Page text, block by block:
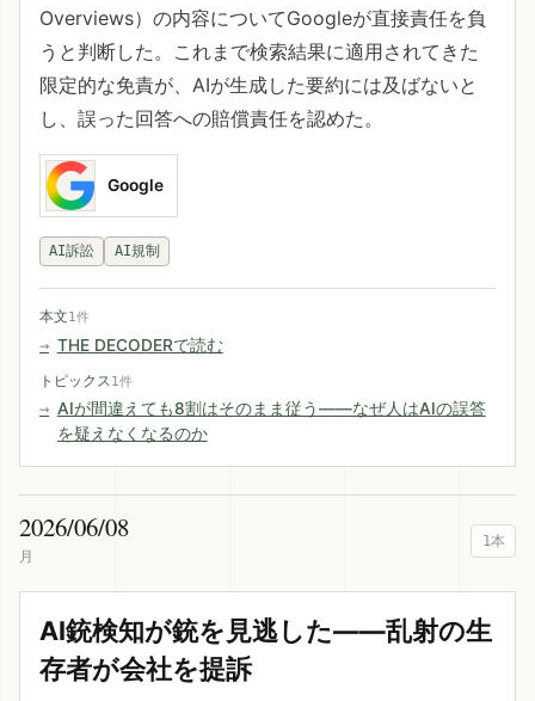
Overviews）の内容についてGoogleが直接責任を負
うと判断した。これまで検索結果に適用されてきた
限定的な免責が、AIが生成した要約には及ばないと
し、誤った回答への賠償責任を認めた。
Google
AI訴訟 AI規制
本文1件
THE DECODERで読む
トピックス 1件
AIが間違えても8割はそのまま従う——なぜ人はAIの誤答
を疑えなくなるのか
2026/06/08
月
1本
AI銃検知が銃を見逃した——乱射の生
存者が会社を提訴